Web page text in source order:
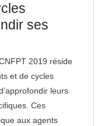
ses
2019 réside
et de cycles
leurs
Ces
aux agents